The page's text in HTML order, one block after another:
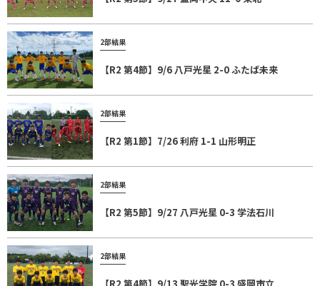
2部結果
【R2 第4節】9/6 八戸光星 2-0 ふたば未来
2部結果
【R2 第1節】7/26 利府 1-1 山形明正
2部結果
【R2 第5節】9/27 八戸光星 0-3 学法石川
2部結果